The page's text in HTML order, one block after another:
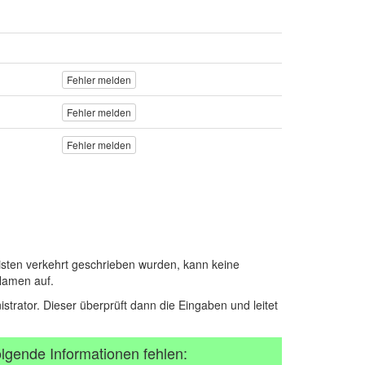
Fehler melden
Fehler melden
Fehler melden
verkehrt geschrieben wurden, kann keine
auf.
Dieser überprüft dann die Eingaben und leitet
Informationen fehlen: